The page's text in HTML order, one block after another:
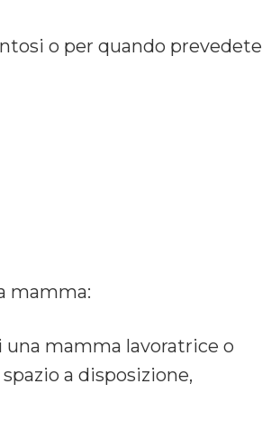
o per quando prevedete
mamma:
una mamma lavoratrice o
a disposizione,